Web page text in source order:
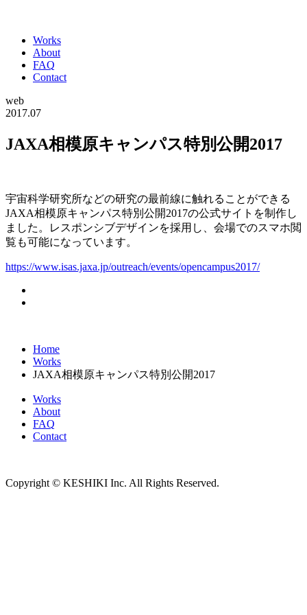
Works
About
FAQ
Contact
web
2017.07
JAXA相模原キャンパス特別公開2017
宇宙科学研究所などの研究の最前線に触れることができる
JAXA相模原キャンパス特別公開2017の公式サイトを制作し
ました。レスポンシブデザインを採用し、会場でのスマホ閲
覧も可能になっています。
https://www.isas.jaxa.jp/outreach/events/opencampus2017/
Home
Works
JAXA相模原キャンパス特別公開2017
Works
About
FAQ
Contact
Copyright © KESHIKI Inc. All Rights Reserved.